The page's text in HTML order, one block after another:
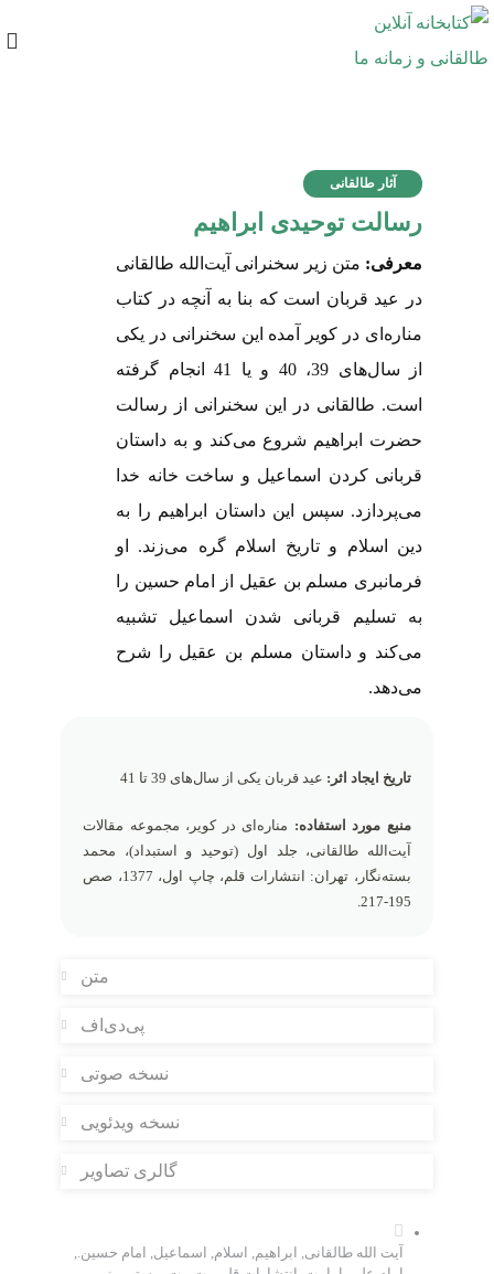
آثار طالقانی
رسالت توحیدی ابراهیم
معرفی: متن زیر سخنرانی آیت‌الله طالقانی
در عید قربان است که بنا به آنچه در کتاب
مناره‌ای در کویر آمده این سخنرانی در یکی
از سال‌های 39، 40 و یا 41 انجام گرفته
است. طالقانی در این سخنرانی از رسالت
حضرت ابراهیم شروع می‌کند و به داستان
قربانی کردن اسماعیل و ساخت خانه خدا
می‌پردازد. سپس این داستان ابراهیم را به
دین اسلام و تاریخ اسلام گره می‌زند. او
فرمانبری مسلم بن عقیل از امام حسین را
به تسلیم قربانی شدن اسماعیل تشبیه
می‌کند و داستان مسلم بن عقیل را شرح
می‌دهد.
تاریخ ایجاد اثر: عید قربان یکی از سال‌های 39 تا 41
منبع مورد استفاده: مناره‌ای در کویر، مجموعه مقالات
آیت‌الله طالقانی، جلد اول (توحید و استبداد)، محمد
بسته‌نگار، تهران: انتشارات قلم، چاپ اول، 1377، صص
195-217.
متن
پی‌دی‌اف
نسخه صوتی
نسخه ویدئویی
گالری تصاویر
آیت الله طالقانی, ابراهیم, اسلام, اسماعیل, امام حسین.,